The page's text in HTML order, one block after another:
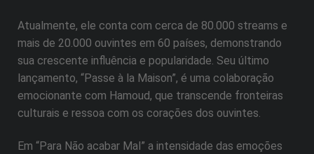
Atualmente, ele conta com cerca de 80.000 streams e
mais de 20.000 ouvintes em 60 países, demonstrando
sua crescente influência e popularidade. Seu último
lançamento, “Passe à la Maison”, é uma colaboração
emocionante com Hamoud, que transcende fronteiras
culturais e ressoa com os corações dos ouvintes.
Em “Para Não acabar Mal” a intensidade das emoções